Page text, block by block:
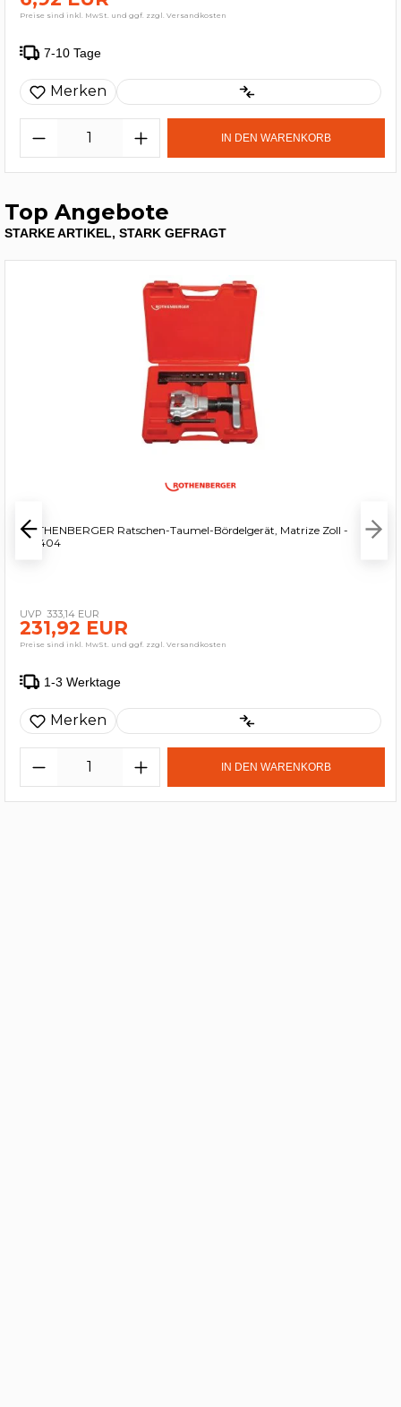
Preise sind inkl. MwSt. und ggf. zzgl. Versandkosten
7-10 Tage
Merken
IN DEN WARENKORB
Top Angebote
STARKE ARTIKEL, STARK GEFRAGT
ROTHENBERGER Ratschen-Taumel-Bördelgerät, Matrize Zoll -
222404
333,14 EUR
231,92 EUR
Preise sind inkl. MwSt. und ggf. zzgl. Versandkosten
1-3 Werktage
Merken
IN DEN WARENKORB